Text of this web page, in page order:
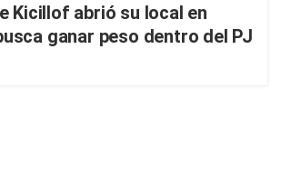
Kicillof abrió su local en
ganar peso dentro del PJ